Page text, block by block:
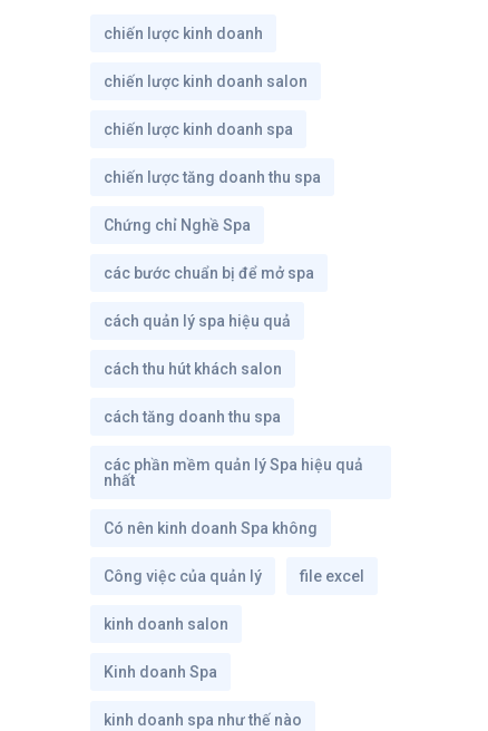
chiến lược kinh doanh
chiến lược kinh doanh salon
chiến lược kinh doanh spa
chiến lược tăng doanh thu spa
Chứng chỉ Nghề Spa
các bước chuẩn bị để mở spa
cách quản lý spa hiệu quả
cách thu hút khách salon
cách tăng doanh thu spa
các phần mềm quản lý Spa hiệu quả
nhất
Có nên kinh doanh Spa không
Công việc của quản lý file excel
kinh doanh salon
Kinh doanh Spa
kinh doanh spa như thế nào